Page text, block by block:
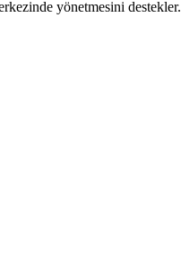
yönetmesini destekler.